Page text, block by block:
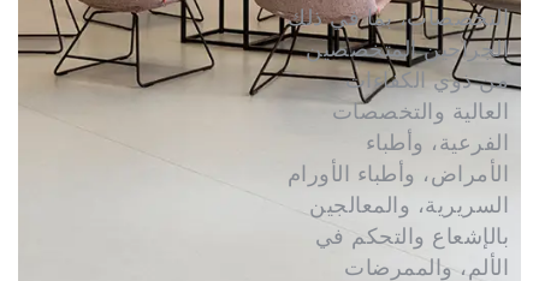
التخصصات، بما في ذلك
الجراحين المتخصصين
من ذوي الكفاءات
العالية والتخصصات
الفرعية، وأطباء
الأمراض، وأطباء الأورام
السريرية، والمعالجين
بالإشعاع والتحكم في
الألم، والممرضات